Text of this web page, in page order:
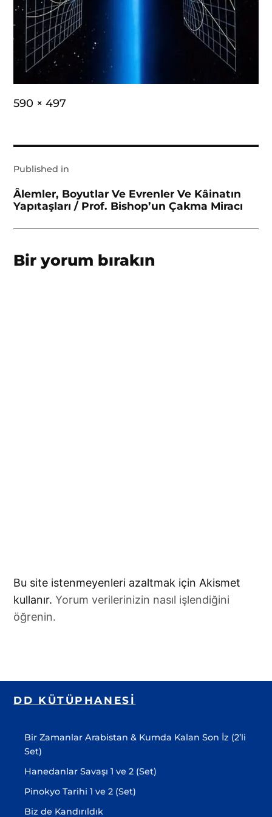
Full
590 × 497
gezinmesi
Published in
Âlemler, Boyutlar Ve Evrenler Ve Kâinatın
Yapıtaşları / Prof. Bishop’un Çakma Miracı
Bir yorum bırakın
Bu site istenmeyenleri azaltmak için Akismet
kullanır.Yorum verilerinizin nasıl işlendiğini
öğrenin.
DD KÜTÜPHANESI
Bir Zamanlar Arabistan & Kumda Kalan Son İz (2’li
Set)
Hanedanlar Savaşı 1 ve 2 (Set)
Pinokyo Tarihi 1 ve 2 (Set)
Biz de Kandırıldık